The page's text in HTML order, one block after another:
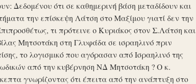
ότι σε καθημερινή βάση μεταδίδουν και
την επίσκεψη Λάτση στο Μαξίμου γιατί δεν την
τι πρότεινε ο Κυριάκος στον Σ.Λάτση και
Μητσοτάκη στη Γλυφάδα σε ισραηλινό πριν
το λογισμικό που αγόρασαν από Ισραηλινό της
από την κυβέρνηση ΝΔ Μητσοτάκη ? Ο κ.
γνωρίζοντας ότι έπειτα από την ανάπτυξη στο